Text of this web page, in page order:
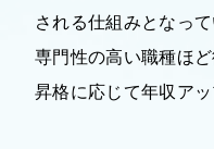
される仕組みとなって
専門性の高い職種ほ
昇格に応じて年収アッ